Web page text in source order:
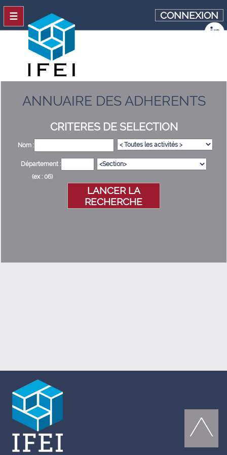
ANNUAIRE DES ADHERENTS
CRITERES DE SELECTION
Nom :
Département :
(ex : 06)
LANCER LA
RECHERCHE
CONNEXION
☰